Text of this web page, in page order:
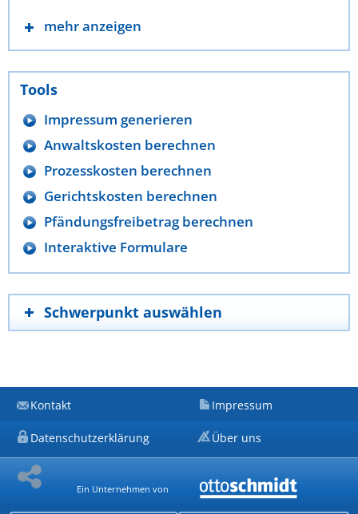
mehr anzeigen
Tools
Impressum generieren
Anwaltskosten berechnen
Prozesskosten berechnen
Gerichtskosten berechnen
Pfändungsfreibetrag berechnen
Interaktive Formulare
Schwerpunkt auswählen
Kontakt Impressum
Datenschutzerklärung Über uns
Ein Unternehmen von